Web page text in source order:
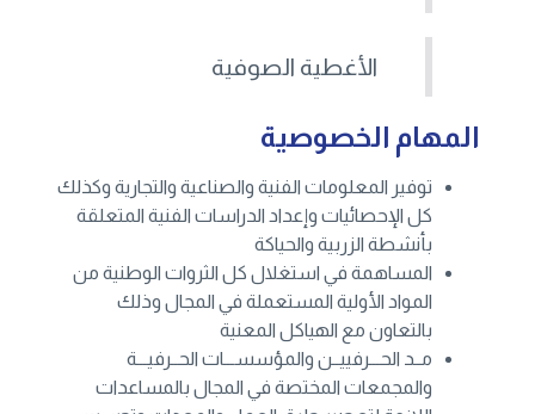
الأغطية الصوفية
المهام الخصوصية
توفير المعلومات الفنية والصناعية والتجارية وكذلك
كل الإحصائيات وإعداد الدراسات الفنية المتعلقة
بأنشطة الزربية والحياكة
المساهمة في استغلال كل الثروات الوطنية من
المواد الأولية المستعملة في المجال وذلك
بالتعاون مع الهياكل المعنية
مــد الحـــرفييــن والمؤسســـات الحــرفيـــة
والمجمعات المختصة في المجال بالمساعدات